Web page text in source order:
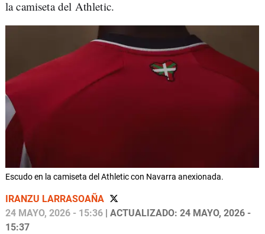
la camiseta del Athletic.
Escudo en la camiseta del Athletic con Navarra anexionada.
IRANZU LARRASOAÑA
24 MAYO, 2026 - 15:36 | ACTUALIZADO: 24 MAYO, 2026 -
15:37